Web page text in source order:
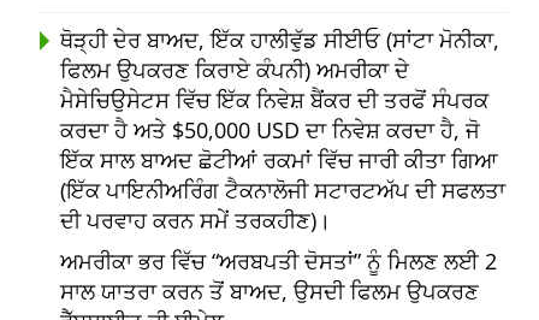
ਥੋੜ੍ਹੀ ਦੇਰ ਬਾਅਦ, ਇੱਕ ਹਾਲੀਵੁੱਡ ਸੀਈਓ (ਸਾਂਟਾ ਮੋਨੀਕਾ,
ਫਿਲਮ ਉਪਕਰਣ ਕਿਰਾਏ ਕੰਪਨੀ) ਅਮਰੀਕਾ ਦੇ
ਮੈਸੇਚਿਉਸੇਟਸ ਵਿੱਚ ਇੱਕ ਨਿਵੇਸ਼ ਬੈਂਕਰ ਦੀ ਤਰਫੋਂ ਸੰਪਰਕ
ਕਰਦਾ ਹੈ ਅਤੇ $50,000 USD ਦਾ ਨਿਵੇਸ਼ ਕਰਦਾ ਹੈ, ਜੋ
ਇੱਕ ਸਾਲ ਬਾਅਦ ਛੋਟੀਆਂ ਰਕਮਾਂ ਵਿੱਚ ਜਾਰੀ ਕੀਤਾ ਗਿਆ
(ਇੱਕ ਪਾਇਨੀਅਰਿੰਗ ਟੈਕਨਾਲੋਜੀ ਸਟਾਰਟਅੱਪ ਦੀ ਸਫਲਤਾ
ਦੀ ਪਰਵਾਹ ਕਰਨ ਸਮੇਂ ਤਰਕਹੀਣ)।
ਅਮਰੀਕਾ ਭਰ ਵਿੱਚ ਅਰਬਪਤੀ ਦੋਸਤਾਂ ਨੂੰ ਮਿਲਣ ਲਈ 2
ਸਾਲ ਯਾਤਰਾ ਕਰਨ ਤੋਂ ਬਾਅਦ, ਉਸਦੀ ਫਿਲਮ ਉਪਕਰਣ